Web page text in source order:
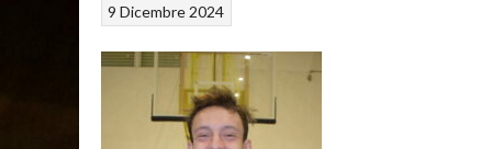
9 Dicembre 2024